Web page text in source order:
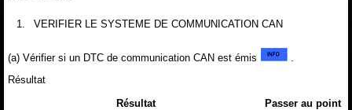
1. VERIFIER LE SYSTEME DE COMMUNICATION CAN
(a) Vérifier si un DTC de communication CAN est émis
Résultat
Résultat
Passer au point